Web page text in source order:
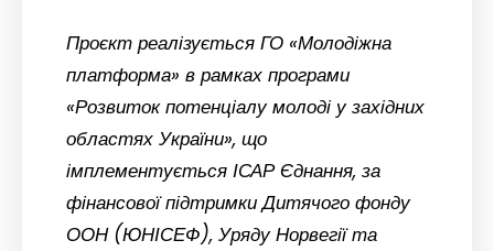
Проєкт реалізується ГО «Молодіжна
платформа» в рамках програми
«Розвиток потенціалу молоді у західних
областях України», що
імплементується ІСАР Єднання, за
фінансової підтримки Дитячого фонду
ООН (ЮНІСЕФ), Уряду Норвегії та